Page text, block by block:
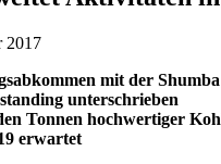
2017
mit der
unterschrieben
Tonnen hochwertiger
erwartet